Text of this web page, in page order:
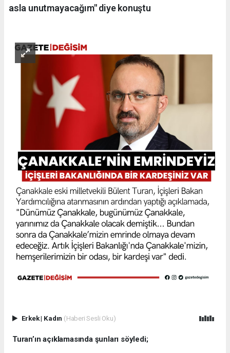
asla unutmayacağım" diye konuştu
Erkek| Kadın (Haberi Sesli Oku)
Turan’ın açıklamasında şunları söyledi;